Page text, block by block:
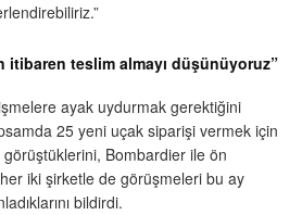
itibaren teslim almayı düşünüyoruz”
ayak uydurmak gerektiğini
25 yeni uçak siparişi vermek için
Bombardier ile ön
her iki şirketle de görüşmeleri bu ay
bildirdi.